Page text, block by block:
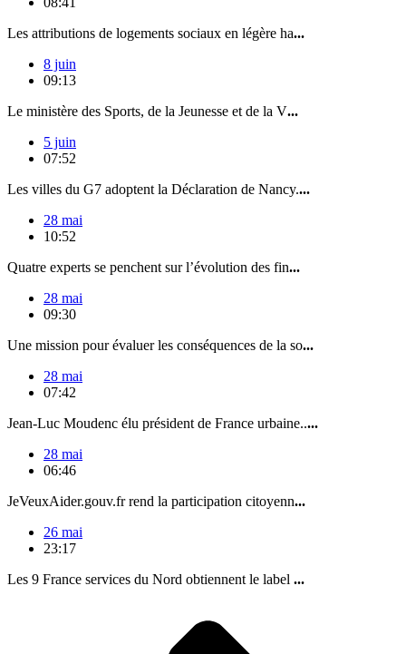
Les attributions de logements sociaux en légère ha...
8 juin
09:13
Le ministère des Sports, de la Jeunesse et de la V...
5 juin
07:52
Les villes du G7 adoptent la Déclaration de Nancy....
28 mai
10:52
Quatre experts se penchent sur l’évolution des fin...
28 mai
09:30
Une mission pour évaluer les conséquences de la so...
28 mai
07:42
Jean-Luc Moudenc élu président de France urbaine.....
28 mai
06:46
JeVeuxAider.gouv.fr rend la participation citoyenn...
26 mai
23:17
Les 9 France services du Nord obtiennent le label ...